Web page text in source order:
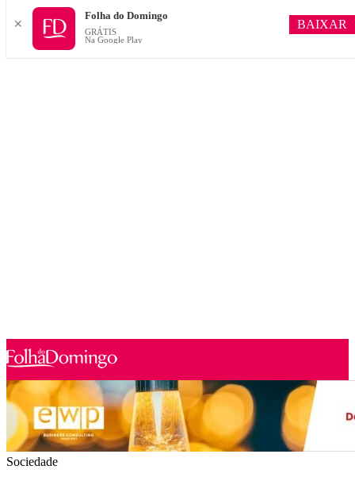
Sociedade
✕
Folha do Domingo
GRÁTIS
Na Google Play
BAIXAR